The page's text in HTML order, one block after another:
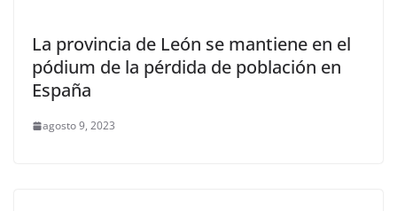
La provincia de León se mantiene en el
pódium de la pérdida de población en
España
agosto 9, 2023